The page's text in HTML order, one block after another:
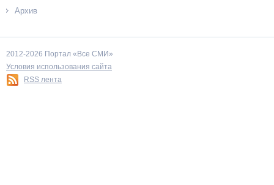
Архив
2012-2026 Портал «Все СМИ»
Условия использования сайта
RSS лента